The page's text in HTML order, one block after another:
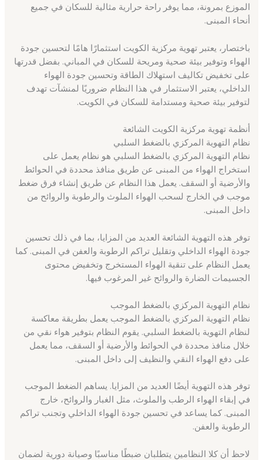
الموزع بمرونة، مما يوفر راحة حرارية مثالية للسكان في جميع
أنحاء المبنى.
باختصار، يعتبر تهوية مركزية الكويت استثمارًا هامًا لتحسين جودة
الهواء وتوفير بيئة صحية ومريحة للسكان في المباني. بفضل قدرتها
على تخفيض تكاليف استهلاك الطاقة وتحسين جودة الهواء
الداخلي، يعتبر الاستثمار في هذا النظام ضروريًا لمنشآت تهدف
لتوفير بيئة صحية ومستدامة للسكان في الكويت.
أنظمة تهوية مركزية الكويت الشائعة
نظام التهوية المركزي بالضغط السلبي
نظام التهوية المركزي بالضغط السلبي هو نظام يعمل على
استخراج الهواء من المبنى عن طريق منافذ محددة في الحوائط
والأرضية أو السقف. يعمل هذا النظام عن طريق إنشاء فرق ضغط
موجب في الخارج لسحب الهواء الملوث والرطوبة والروائح من
داخل المبنى.
توفر هذه التهوية الشائعة العديد من المزايا، بما في ذلك تحسين
جودة الهواء الداخلي وتقليل تراكم الرطوبة والعفن في المبنى. كما
يعمل النظام على تنقية الهواء المستخرج وتخفيض محتوى
الجسيمات الضارة والروائح غير المرغوب فيها.
نظام التهوية المركزي بالضغط الموجب
نظام التهوية المركزي بالضغط الموجب يعمل بطريقة معاكسة
لنظام التهوية بالضغط السلبي. يقوم النظام بتوفير هواء نقي من
خلال منافذ محددة في الحوائط والأرضية أو السقف، مما يعمل
على دفع الهواء النقي والنظيف إلى داخل المبنى.
توفر هذه التهوية أيضًا العديد من المزايا. يساهم الضغط الموجب
في إبقاء الهواء الرطب والملوث، مثل الغبار والروائح، خارج
المبنى. كما يساعد في تحسين جودة الهواء الداخلي وتجنب تراكم
الرطوبة والعفن.
لاحظ أن كلا النظامين يتطلبان ضبطًا مناسبًا وصيانة دورية لضمان